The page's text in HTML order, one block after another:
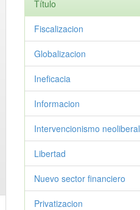
Título
Fiscalizacion
Globalizacion
Ineficacia
Informacion
Intervencionismo neoliberal
Libertad
Nuevo sector financiero
Privatizacion